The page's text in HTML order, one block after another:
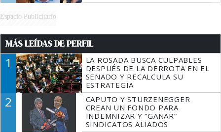
Espacio Publicitario
MÁS LEÍDAS DE PERFIL
1
LA ROSADA BUSCA CULPABLES
DESPUÉS DE LA DERROTA EN EL
SENADO Y RECALCULA SU
ESTRATEGIA
2
CAPUTO Y STURZENEGGER
CREAN UN FONDO PARA
INDEMNIZAR Y “GANAR”
SINDICATOS ALIADOS